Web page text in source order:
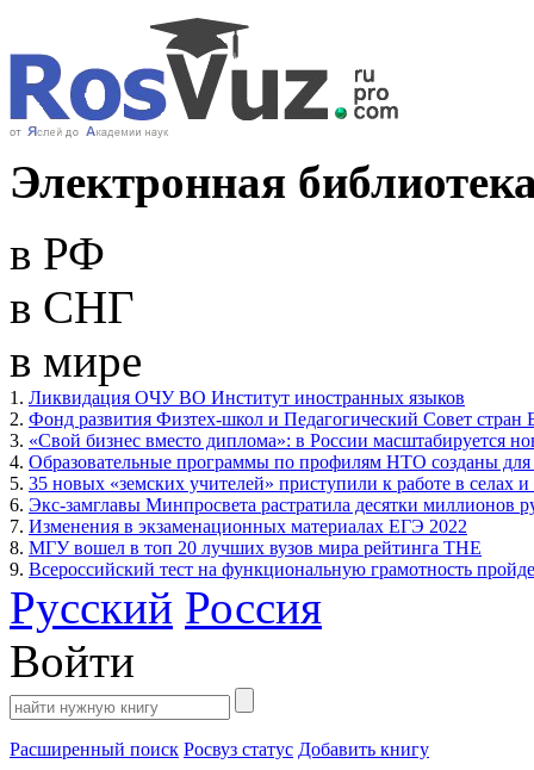
Электронная
в РФ
в СНГ
в мире
1. Ликвидация ОЧУ ВО Институт иностранных языков
2. Фонд развития Физтех-школ и Педагогический Совет
3. «Свой бизнес вместо диплома»: в России масштабируется
4. Образовательные программы по профилям НТО созданы для
5. 35 новых «земских учителей» приступили к работе в селах
6. Экс-замглавы Минпросвета растратила десятки миллионов
7. Изменения в экзаменационных материалах ЕГЭ 2022
8. МГУ вошел в топ 20 лучших вузов мира рейтинга THE
9. Всероссийский тест на функциональную грамотность
Русский Россия
Войти
Расширенный поиск Росвуз статус Добавить книгу